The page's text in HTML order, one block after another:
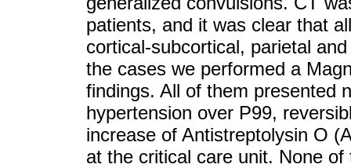
patients, and it was clear that
cortical-subcortical, parietal
the cases we performed a
findings. All of them presented
hypertension over P99,
increase of Antistreptolysin O
at the critical care unit. None